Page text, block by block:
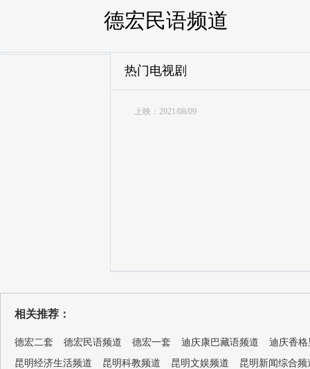
德宏民语频道
热门电视剧
上映：2021/08/09
相关推荐：
德宏二套 德宏民语频道 德宏一套 迪庆康巴藏语频道
迪庆香
昆明经济生活频道
昆明科教频道 昆明文娱频道
昆明新闻综合频